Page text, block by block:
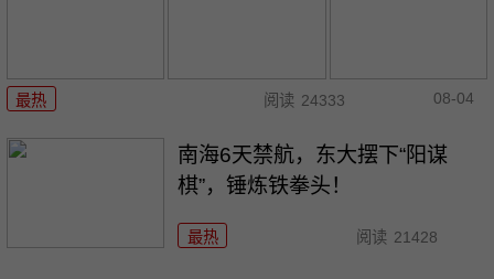
最热 阅读 24333 08-04
南海6天禁航，东大摆下“阳谋
棋”，锤炼铁拳头！
最热 阅读 21428